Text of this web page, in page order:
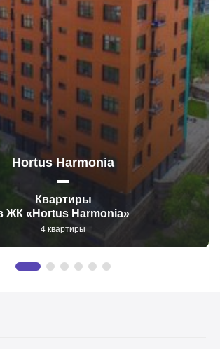
Hortus Harmonia
Квартиры
ЖК «Hortus Harmonia»
4 квартиры